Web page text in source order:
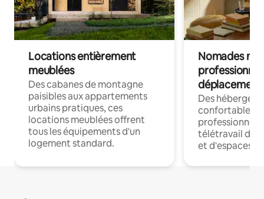
Locations entièrement
meublées
Des cabanes de montagne
paisibles aux appartements
urbains pratiques, ces
locations meublées offrent
tous les équipements d'un
logement standard.
Nomades
déplacement
Des
confortables
professionnels
télétravail
et d'espaces